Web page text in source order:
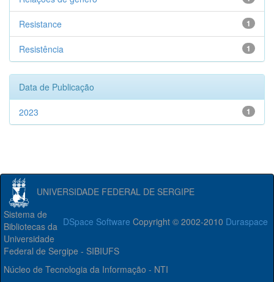
1
Resistance
1
Resistência
Data de Publicação
1
2023
UNIVERSIDADE FEDERAL DE SERGIPE
DSpace Software Copyright © 2002-2010 Duraspace
Sistema de
Bibliotecas da
Universidade
Federal de Sergipe - SIBIUFS
Núcleo de Tecnologia da Informação - NTI